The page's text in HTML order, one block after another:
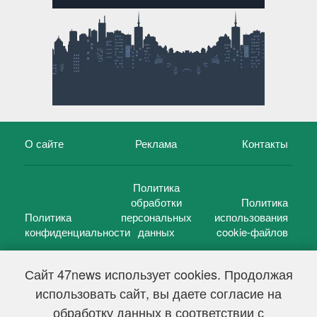
Сайт 47news использует cookies. Продолжая
использовать сайт, вы даете согласие на
обработку данных в соответствии с
О сайте Реклама Контакты
Политика
конфиденциальности
Политика
обработки
персональных
данных
Политика
использования
cookie-файлов
47 новостей (47 news)2005 — 2026 г.
Свидетельство о регистрации СМИ Эл № ФС 77-39848, выдано